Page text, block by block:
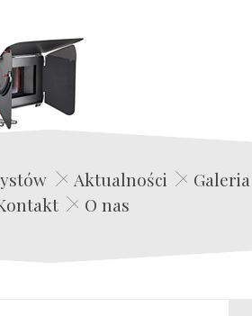
Edwin Film Agencja Aktorska
Aktualności
Galeria
O nas